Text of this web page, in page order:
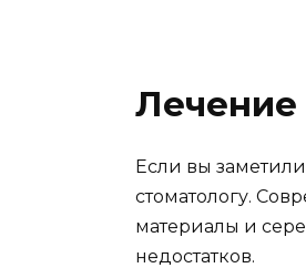
Лечение
Если вы заметили
стоматологу.
материалы и
недостатков.